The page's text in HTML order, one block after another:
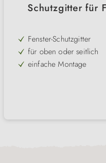
Schutzgitter für
Fenster-Schutzgitter
für oben oder seitlich
einfache Montage